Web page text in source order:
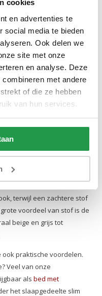
cookies
en advertenties te
social media te bieden
Ook delen we
site met onze
en analyse. Deze
met andere
of die ze hebben
van hun services.
geven? Dan is een
traditionele ledikanten
brengt stoffering direct
hebben we een
je van je slaapkamer
look of juist een
binnen ons ruime
uitstraling
een ledikant.
bed
slaapplek; het bepaalt de
terwijl een zachtere stof
voordeel van stof is de
beige en grijs tot
praktische voordelen.
Veel van onze
alsbed met
het slaapgedeelte slim